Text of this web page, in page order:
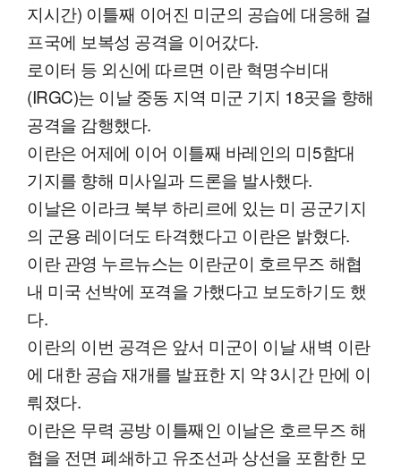
지시간) 이틀째 이어진 미군의 공습에 대응해 걸
프국에 보복성 공격을 이어갔다.
로이터 등 외신에 따르면 이란 혁명수비대
(IRGC)는 이날 중동 지역 미군 기지 18곳을 향해
공격을 감행했다.
이란은 어제에 이어 이틀째 바레인의 미5함대
기지를 향해 미사일과 드론을 발사했다.
이날은 이라크 북부 하리르에 있는 미 공군기지
의 군용 레이더도 타격했다고 이란은 밝혔다.
이란 관영 누르뉴스는 이란군이 호르무즈 해협
내 미국 선박에 포격을 가했다고 보도하기도 했
다.
이란의 이번 공격은 앞서 미군이 이날 새벽 이란
에 대한 공습 재개를 발표한 지 약 3시간 만에 이
뤄졌다.
이란은 무력 공방 이틀째인 이날은 호르무즈 해
협을 전면 폐쇄하고 유조선과 상선을 포함한 모